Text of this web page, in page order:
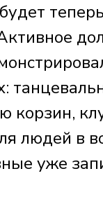
корзин,
людей в
уже